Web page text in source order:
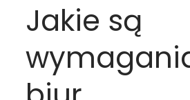
Jakie są